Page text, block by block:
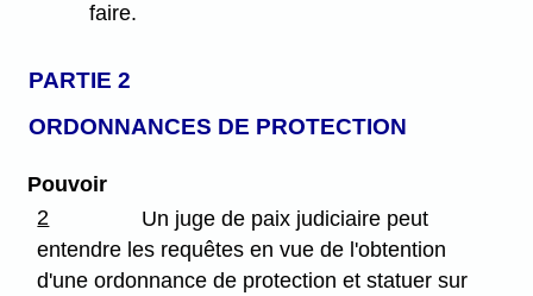
faire.
PARTIE 2
ORDONNANCES DE PROTECTION
Pouvoir
2
Un juge de paix judiciaire peut
entendre les requêtes en vue de l'obtention
d'une ordonnance de protection et statuer sur